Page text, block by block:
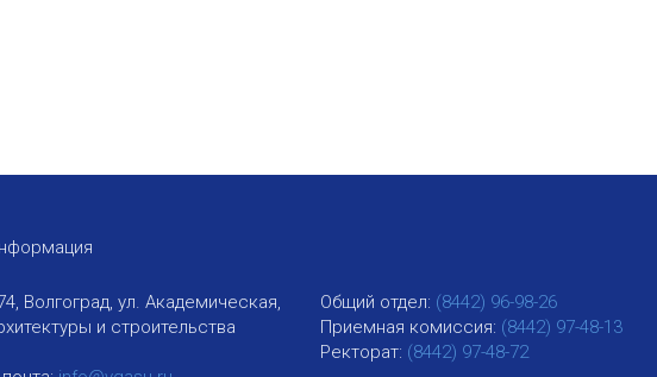
Волгоград, ул. Академическая,
и строительства
Общий отдел: (8442) 96-98-26
Приемная комиссия: (8442) 97-48-13
Ректорат: (8442) 97-48-72